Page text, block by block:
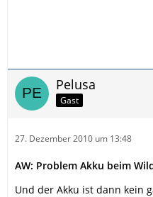
Pelusa
Gast
27. Dezember 2010 um 13:48
AW: Problem Akku beim
Und der Akku ist dann kein